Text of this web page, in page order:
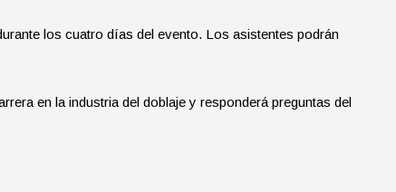
los cuatro días del evento. Los asistentes podrán
en la industria del doblaje y responderá preguntas del